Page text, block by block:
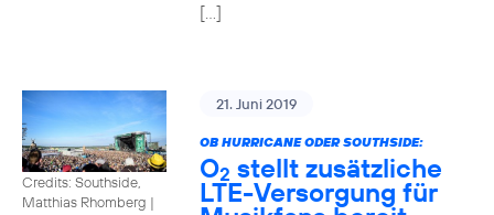
[…]
Credits: Southside,
Matthias Rhomberg |
21. Juni 2019
OB HURRICANE ODER SOUTHSIDE:
O2 stellt zusätzliche
LTE-Versorgung für